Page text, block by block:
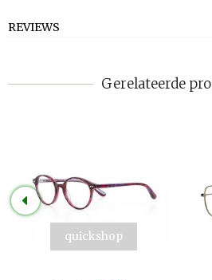
REVIEWS
Gerelateerde
quickshop